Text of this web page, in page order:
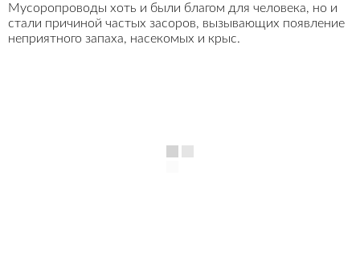
Мусоропроводы хоть и были благом для человека, но и
стали причиной частых засоров, вызывающих появление
неприятного запаха, насекомых и крыс.